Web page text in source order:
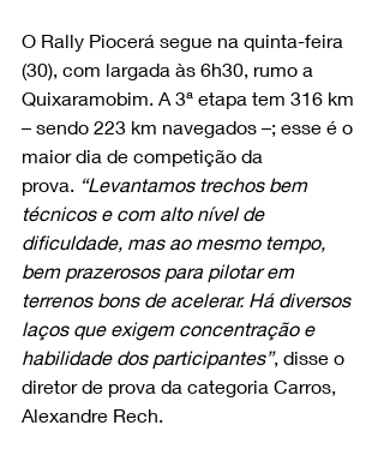
O Rally Piocerá segue na quinta-feira
(30), com largada às 6h30, rumo a
Quixaramobim. A 3ª etapa tem 316 km
– sendo 223 km navegados –; esse é o
maior dia de competição da
prova.
“Levantamos trechos bem
técnicos e com alto nível de
dificuldade, mas ao mesmo tempo,
bem prazerosos para pilotar em
terrenos bons de acelerar. Há diversos
laços que exigem concentração e
habilidade dos participantes”, disse o
diretor de prova da categoria Carros,
Alexandre Rech.